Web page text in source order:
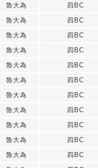
魯大為
四BC
魯大為
四BC
魯大為
四BC
魯大為
四BC
魯大為
四BC
魯大為
四BC
魯大為
四BC
魯大為
四BC
魯大為
四BC
魯大為
四BC
魯大為
四BC